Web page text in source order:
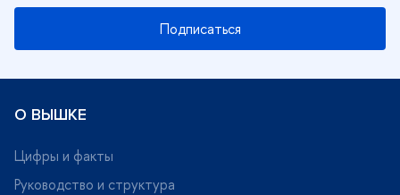
Подписаться
О ВЫШКЕ
Цифры и факты
Руководство и структура